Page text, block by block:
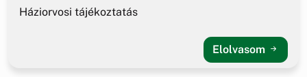
Háziorvosi tájékoztatás
Elolvasom